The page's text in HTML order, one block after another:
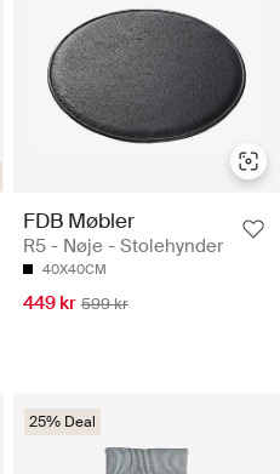
FDB Møbler
R5 - Nøje - Stolehynder
40X40CM
449 kr 599 kr
25% Deal